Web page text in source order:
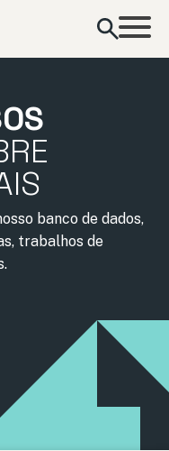
banco de dados,
trabalhos de